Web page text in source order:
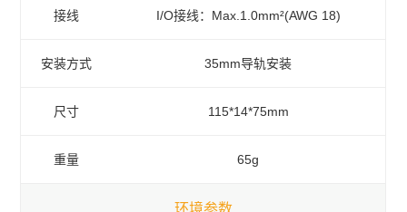
接线 I/O接线：Max.1.0mm²(AWG 18)
安装方式 35mm导轨安装
尺寸 115*14*75mm
重量 65g
环境参数